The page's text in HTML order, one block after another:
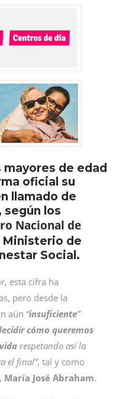
de edad
oficial su
llamado de
los
Nacional de
Ministerio de
Social.
esta cifra ha
pero desde la
aún “insuficiente”
cómo queremos
respetando así la
el final”, tal y como
María José Abraham.